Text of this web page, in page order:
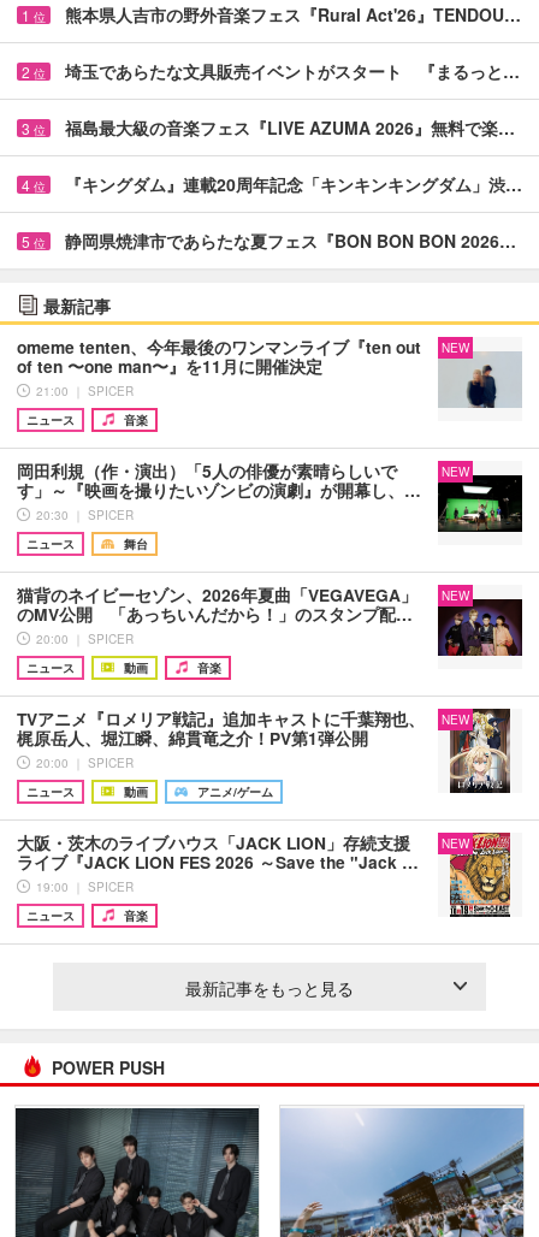
1 位 熊本県人吉市の野外音楽フェス『Rural Act'26』TENDOU…
2 位 埼玉であらたな文具販売イベントがスタート 『まるっと…
3 位 福島最大級の音楽フェス『LIVE AZUMA 2026』無料で楽…
4 位 『キングダム』連載20周年記念「キンキンキングダム」渋…
5 位 静岡県焼津市であらたな夏フェス『BON BON BON 2026…
最新記事
omeme tenten、今年最後のワンマンライブ『ten out
of ten 〜one man〜』を11月に開催決定
21:00 ｜ SPICER
ニュース
音楽
NEW
岡田利規（作・演出）「5人の俳優が素晴らしいで
す」～『映画を撮りたいゾンビの演劇』が開幕し、…
20:30 ｜ SPICER
ニュース
舞台
NEW
猫背のネイビーセゾン、2026年夏曲「VEGAVEGA」
のMV公開 「あっちいんだから！」のスタンプ配…
20:00 ｜ SPICER
ニュース
動画 音楽
NEW
TVアニメ『ロメリア戦記』追加キャストに千葉翔也、
梶原岳人、堀江瞬、綿貫竜之介！PV第1弾公開
20:00 ｜ SPICER
ニュース
動画 アニメ/ゲーム
NEW
大阪・茨木のライブハウス「JACK LION」存続支援
ライブ『JACK LION FES 2026 ～Save the "Jack …
19:00 ｜ SPICER
ニュース
音楽
NEW
最新記事をもっと見る
POWER PUSH